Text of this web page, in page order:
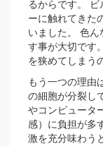
るからです。
ーに触れてきた
いました。 色
す事が大切です
を狭めてしまう
もう一つの理由
の細胞が分裂し
やコンピュータ
感）に負担が多
激を充分味わう